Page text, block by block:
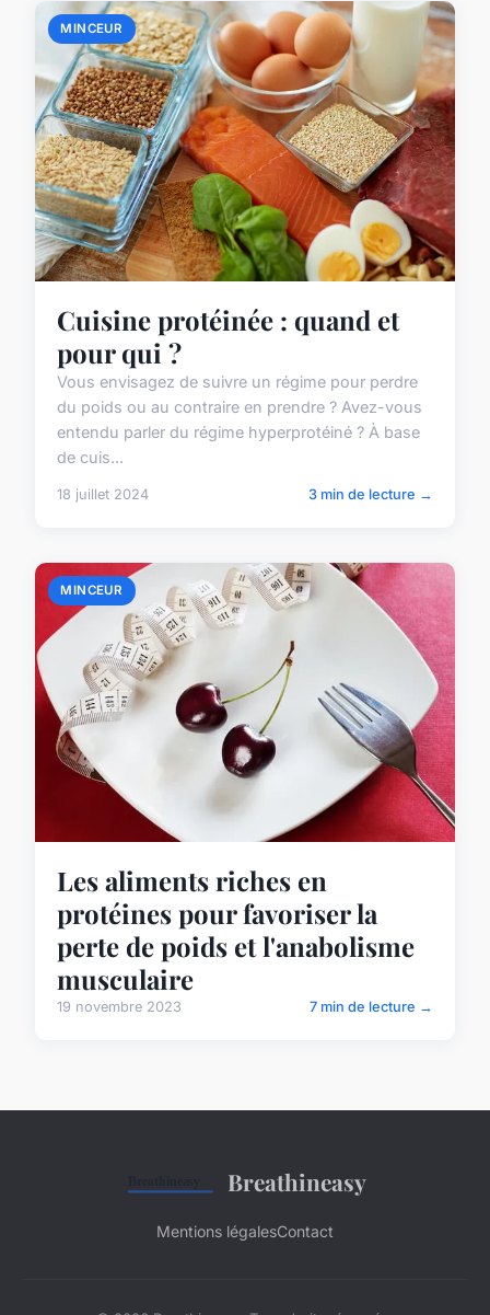
MINCEUR
Cuisine protéinée : quand et
pour qui ?
Vous envisagez de suivre un régime pour perdre
du poids ou au contraire en prendre ? Avez-vous
entendu parler du régime hyperprotéiné ? À base
de cuis...
18 juillet 2024 3 min de lecture →
MINCEUR
Les aliments riches en
protéines pour favoriser la
perte de poids et l'anabolisme
musculaire
19 novembre 2023 7 min de lecture →
Breathineasy
Mentions légalesContact